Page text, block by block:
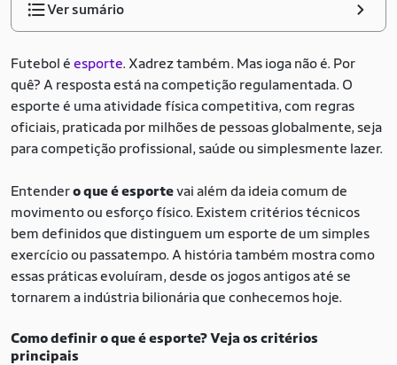
Ver sumário
Futebol é esporte. Xadrez também. Mas ioga não é. Por
quê? A resposta está na competição regulamentada. O
esporte é uma atividade física competitiva, com regras
oficiais, praticada por milhões de pessoas globalmente, seja
para competição profissional, saúde ou simplesmente lazer.
Entendero que é esportevai além da ideia comum de
movimento ou esforço físico. Existem critérios técnicos
bem definidos que distinguem um esporte de um simples
exercício ou passatempo. A história também mostra como
essas práticas evoluíram, desde os jogos antigos até se
tornarem a indústria bilionária que conhecemos hoje.
Como definir o que é esporte? Veja os critérios
principais